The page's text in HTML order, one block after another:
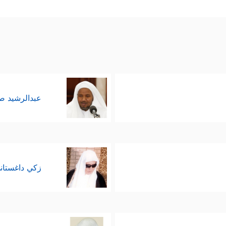
مِنَ ٱلۡحَقِّ شَیۡـࣰٔا﴾
تَوَلَّىٰ عَن ذِكۡرِنَا وَلَمۡ یُرِدۡ إِلَّا ٱلۡحَیَوٰةَ ٱلدُّنۡیَا﴿٢٩﴾
عبدالرشيد
زكي